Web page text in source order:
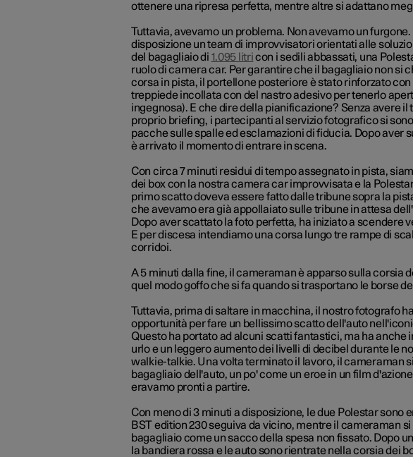
ottenere una ripresa perfetta, mentre altre si adattano
Tuttavia, avevamo un problema. Non avevamo un
disposizione un team di improvvisatori orientati alle
del bagagliaio di 1.095 litricon i sedili abbassati, una
ruolo di camera car. Per garantire che il bagagliaio non si
corsa in pista, il portellone posteriore è stato rinforzato con
treppiede incollata con del nastro adesivo per tenerlo
ingegnosa). E che dire della pianificazione? Senza avere il
proprio briefing, i partecipanti al servizio fotografico si
pacche sulle spalle ed esclamazioni di fiducia. Dopo aver
è arrivato il momento di entrare in scena.
Con circa 7 minuti residui di tempo assegnato in pista,
dei box con la nostra camera car improvvisata e la Polestar
primo scatto doveva essere fatto dalle tribune sopra la
che avevamo era già appollaiato sulle tribune in attesa
Dopo aver scattato la foto perfetta, ha iniziato a scendere
E per discesa intendiamo una corsa lungo tre rampe di
corridoi.
A 5 minuti dalla fine, il cameraman è apparso sulla corsia
quel modo goffo che si fa quando si trasportano le borse
Tuttavia, prima di saltare in macchina, il nostro fotografo
opportunità per fare un bellissimo scatto dell'auto
Questo ha portato ad alcuni scatti fantastici, ma ha anche
urlo e un leggero aumento dei livelli di decibel durante le
walkie-talkie. Una volta terminato il lavoro, il cameraman
bagagliaio dell'auto, un po' come un eroe in un film
eravamo pronti a partire.
Con meno di 3 minuti a disposizione, le due Polestar sono
BST edition 230 seguiva da vicino, mentre il cameraman si
bagagliaio come un sacco della spesa non fissato. Dopo
la bandiera rossa e le auto sono rientrate nella corsia dei